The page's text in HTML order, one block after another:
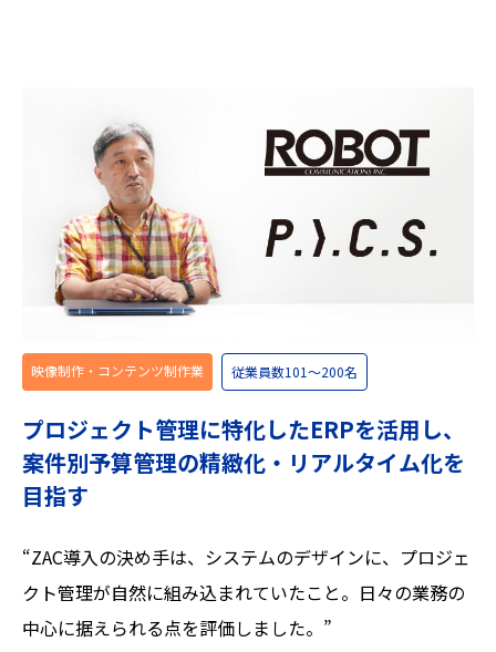
映像制作・コンテンツ制作業 従業員数101〜200名
プロジェクト管理に特化したERPを活用し、
案件別予算管理の精緻化・リアルタイム化を
目指す
“ZAC導入の決め手は、システムのデザインに、プロジェ
クト管理が自然に組み込まれていたこと。日々の業務の
中心に据えられる点を評価しました。”